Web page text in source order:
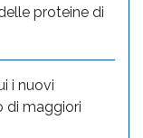
proteine di
i nuovi
di maggiori